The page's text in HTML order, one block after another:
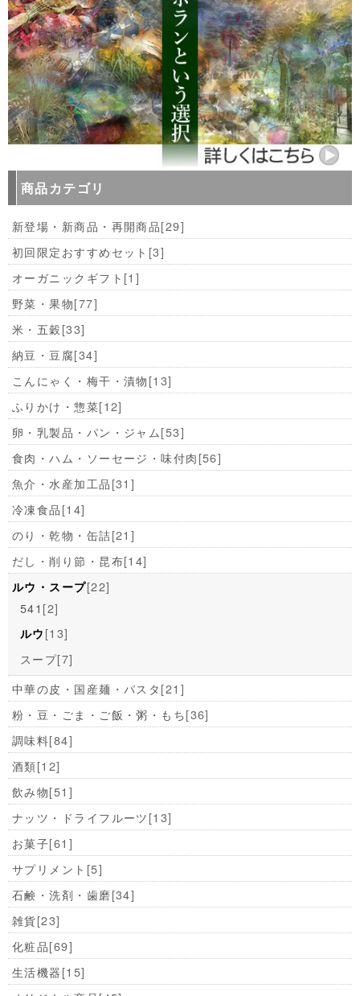
商品カテゴリ
新登場・新商品・再開商品[29]
初回限定おすすめセット [3]
オーガニックギフト [1]
野菜・果物[77]
米・五穀[33]
納豆・豆腐[34]
こんにゃく・梅干・漬物[13]
ふりかけ・惣菜[12]
卵・乳製品・パン・ジャム[53]
食肉・ハム・ソーセージ・味付肉[56]
魚介・水産加工品[31]
冷凍食品[14]
のり・乾物・缶詰[21]
だし・削り節・昆布[14]
ルウ・スープ[22]
541 [2]
ルウ [13]
スープ[7]
中華の皮・国産麺・パスタ[21]
粉・豆・ごま・ご飯・粥・もち[36]
調味料[84]
酒類[12]
飲み物[51]
ナッツ・ドライフルーツ[13]
お菓子[61]
サプリメント [5]
石鹸・洗剤・歯磨[34]
雑貨[23]
化粧品[69]
生活機器[15]